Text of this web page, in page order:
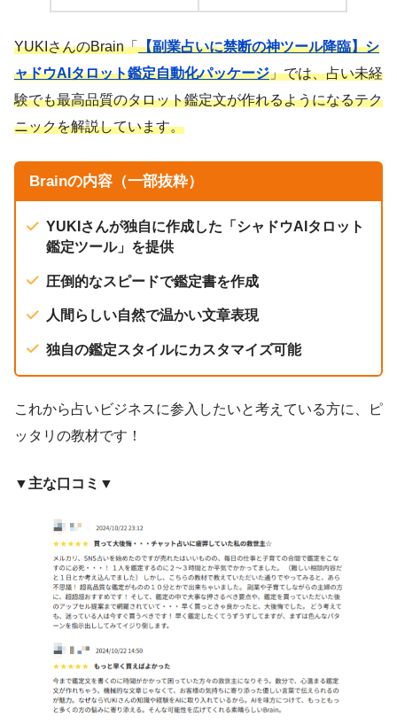
YUKIさんのBrain「【副業占いに禁断の神ツール降臨】シ
ャドウAIタロット鑑定自動化パッケージ」では、占い未経
験でも最高品質のタロット鑑定文が作れるようになるテク
ニックを解説しています。
Brainの内容（一部抜粋）
YUKIさんが独自に作成した「シャドウAIタロット
鑑定ツール」を提供
圧倒的なスピードで鑑定書を作成
人間らしい自然で温かい文章表現
独自の鑑定スタイルにカスタマイズ可能
これから占いビジネスに参入したいと考えている方に、ピ
ッタリの教材です！
▼主な口コミ▼